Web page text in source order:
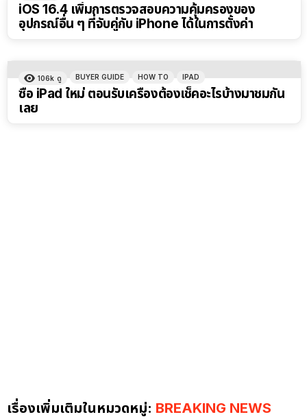
iOS 16.4 เพิ่มการตรวจสอบความคุ้มครองของ
อุปกรณ์อื่น ๆ ที่จับคู่กับ iPhone ได้ในการตั้งค่า
106k ดู BUYER GUIDE HOW TO IPAD
ซื้อ iPad ใหม่ ตอนรับเครื่องต้องเช็คอะไรบ้างมาชมกัน
เลย
เรื่องเพิ่มเติมในหมวดหมู่: BREAKING NEWS